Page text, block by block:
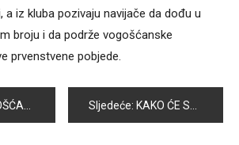
iz kluba pozivaju navijače da dođu u
broju i da podrže vogošćanske
prvenstvene pobjede.
“NARODNI HEROJI MOSTARA” Sljedeće: KAKO ĆE SE GRIJATI GRAĐANI VOGOŠĆE OVE ZIME ?